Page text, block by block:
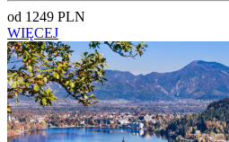
od 1249 PLN
WIĘCEJ